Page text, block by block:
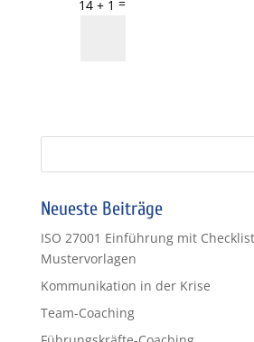
14 + 1 =
Neueste Beiträge
ISO 27001 Einführung mit
Mustervorlagen
Kommunikation in der Krise
Team-Coaching